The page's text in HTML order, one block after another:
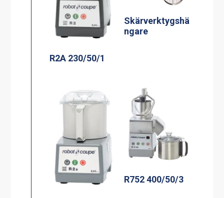
R2A 230/50/1
Skärverktygshä
ngare
R752 400/50/3